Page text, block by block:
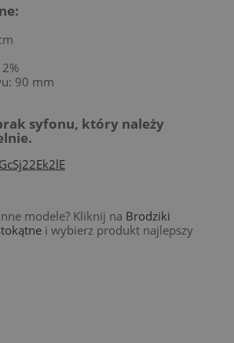
90 mm
syfonu, który należy
modele? Kliknij na Brodziki
i wybierz produkt najlepszy